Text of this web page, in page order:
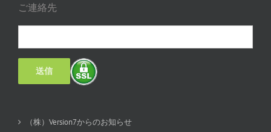
ご連絡先
（株）Version7からのお知らせ